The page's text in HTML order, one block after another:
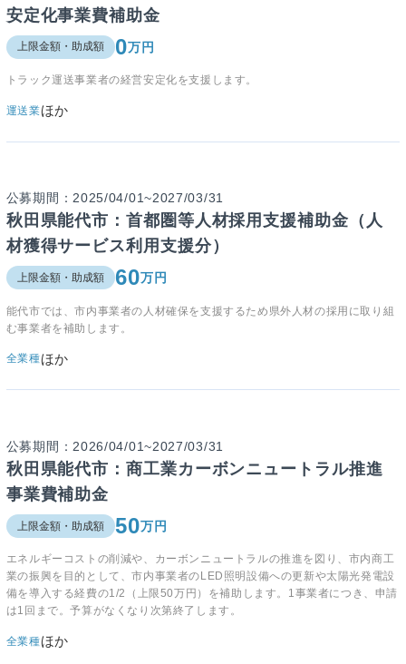
安定化事業費補助金
上限金額・助成額 0万円
トラック運送事業者の経営安定化を支援します。
運送業ほか
公募期間：2025/04/01~2027/03/31
秋田県能代市：首都圏等人材採用支援補助金（人
材獲得サービス利用支援分）
上限金額・助成額 60万円
能代市では、市内事業者の人材確保を支援するため県外人材の採用に取り組
む事業者を補助します。
全業種ほか
公募期間：2026/04/01~2027/03/31
秋田県能代市：商工業カーボンニュートラル推進
事業費補助金
上限金額・助成額 50万円
エネルギーコストの削減や、カーボンニュートラルの推進を図り、市内商工
業の振興を目的として、市内事業者のLED照明設備への更新や太陽光発電設
備を導入する経費の1/2（上限50万円）を補助します。1事業者につき、申請
は1回まで。予算がなくなり次第終了します。
全業種ほか